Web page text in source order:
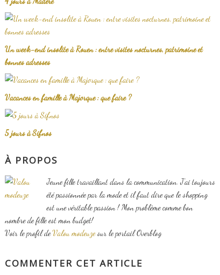
Un week-end insolite à Rouen : entre visites nocturnes, patrimoine et
bonnes adresses
Vacances en famille à Majorque : que faire ?
5 jours à Sifnos
À PROPOS
Jeune fille travaillant dans la communication. J'ai toujours
été passionnée par la mode et il faut dire que le shopping
est une véritable passion ! Mon problème comme bon
nombre de fille est mon budget!
Voir le profil deValou modeuzesur le portail Overblog
COMMENTER CET ARTICLE